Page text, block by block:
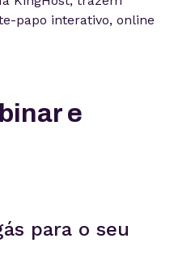
papo interativo, online
e
para o seu